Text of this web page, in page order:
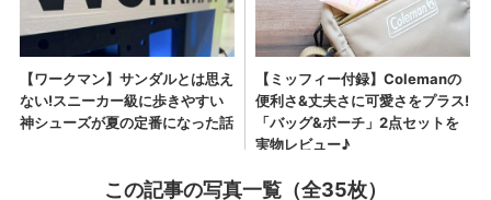
この記事の写真一覧（全35枚）